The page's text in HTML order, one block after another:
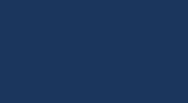
Groothandel
en een fijn